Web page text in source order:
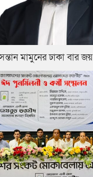
মামুনের ঢাকা বার জয়